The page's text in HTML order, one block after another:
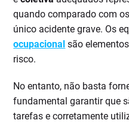
quando comparado com
único acidente grave. Os
ocupacional são
risco.
No entanto, não basta
fundamental garantir que
tarefas e corretamente